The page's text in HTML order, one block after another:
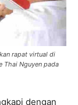
rapat virtual di
Thai Nguyen pada
dengan